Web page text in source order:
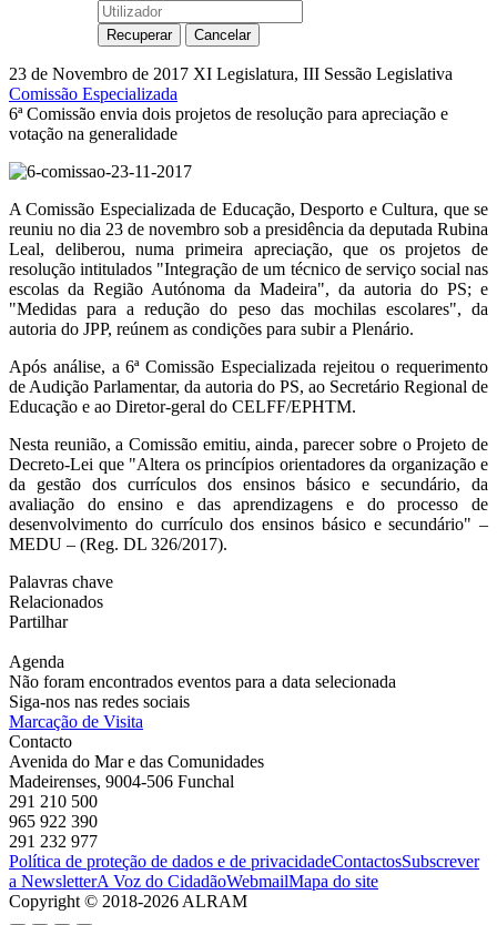
23 de Novembro de 2017 XI Legislatura, III Sessão Legislativa
Comissão Especializada
6ª Comissão envia dois projetos de resolução para apreciação e
votação na generalidade
A Comissão Especializada de Educação, Desporto e Cultura, que se
reuniu no dia 23 de novembro sob a presidência da deputada Rubina
Leal, deliberou, numa primeira apreciação, que os projetos de
resolução intitulados "Integração de um técnico de serviço social nas
escolas da Região Autónoma da Madeira", da autoria do PS; e
"Medidas para a redução do peso das mochilas escolares", da
autoria do JPP, reúnem as condições para subir a Plenário.
Após análise, a 6ª Comissão Especializada rejeitou o requerimento
de Audição Parlamentar, da autoria do PS, ao Secretário Regional de
Educação e ao Diretor-geral do CELFF/EPHTM.
Nesta reunião, a Comissão emitiu, ainda, parecer sobre o Projeto de
Decreto-Lei que "Altera os princípios orientadores da organização e
da gestão dos currículos dos ensinos básico e secundário, da
avaliação do ensino e das aprendizagens e do processo de
desenvolvimento do currículo dos ensinos básico e secundário" –
MEDU – (Reg. DL 326/2017).
Palavras chave
Relacionados
Partilhar
Agenda
Não foram encontrados eventos para a data selecionada
Siga-nos nas redes sociais
Marcação de Visita
Contacto
Avenida do Mar e das Comunidades
Madeirenses, 9004-506 Funchal
291 210 500
965 922 390
291 232 977
Política de proteção de dados e de privacidadeContactosSubscrever
a NewsletterA Voz do CidadãoWebmailMapa do site
Copyright © 2018-2026 ALRAM